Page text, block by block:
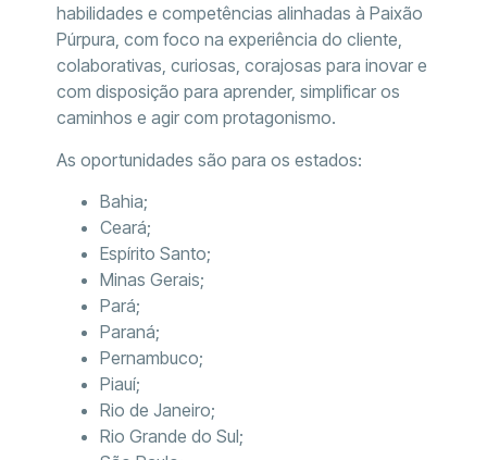
habilidades e competências alinhadas à Paixão
Púrpura, com foco na experiência do cliente,
colaborativas, curiosas, corajosas para inovar e
com disposição para aprender, simplificar os
caminhos e agir com protagonismo.
As oportunidades são para os estados:
Bahia;
Ceará;
Espírito Santo;
Minas Gerais;
Pará;
Paraná;
Pernambuco;
Piauí;
Rio de Janeiro;
Rio Grande do Sul;